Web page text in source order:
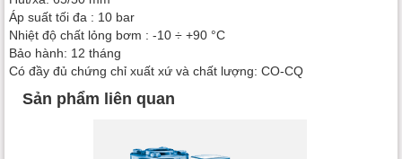
Áp suất tối đa : 10 bar
Nhiệt độ chất lỏng bơm : -10 ÷ +90 °C
Bảo hành: 12 tháng
Có đầy đủ chứng chỉ xuất xứ và chất lượng: CO-CQ
Sản phẩm liên quan